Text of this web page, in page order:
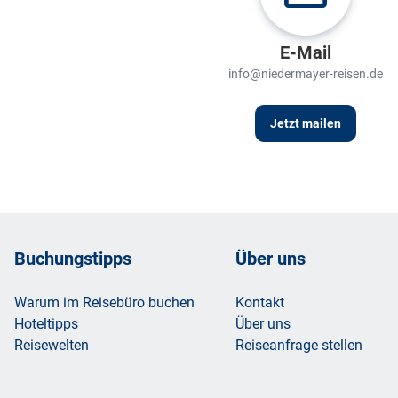
E-Mail
info@niedermayer-reisen.de
Jetzt mailen
Footer navigation
Buchungstipps
Warum im Reisebüro buchen
Hoteltipps
Reisewelten
Über uns
Kontakt
Über uns
Reiseanfrage stellen